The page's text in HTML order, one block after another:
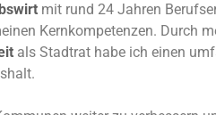
mit rund 24 Jahren
Kernkompetenzen. Durch
als Stadtrat habe ich einen